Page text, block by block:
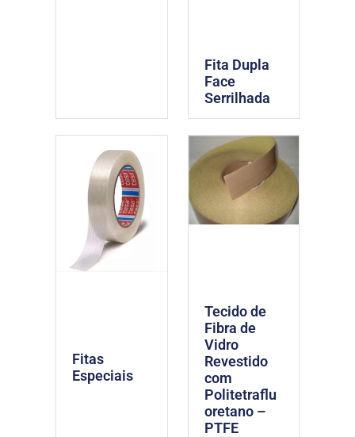
Fita Dupla
Face
Serrilhada
Fitas
Especiais
Tecido de
Fibra de
Vidro
Revestido
com
Politetraflu
oretano –
PTFE